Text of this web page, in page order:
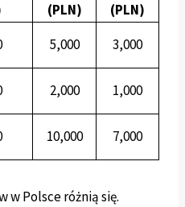
(PLN)
(PLN)
5,000
3,000
2,000
1,000
10,000 7,000
w Polsce różnią się.